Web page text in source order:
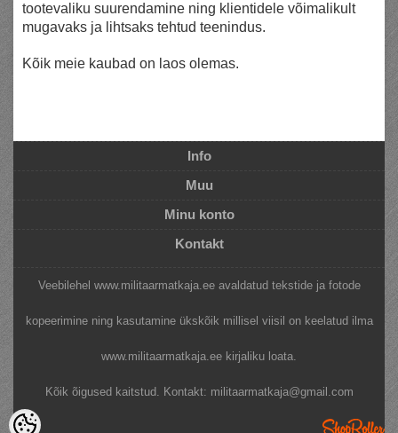
tootevaliku suurendamine ning klientidele võimalikult
mugavaks ja lihtsaks tehtud teenindus.
Kõik meie kaubad on laos olemas.
Info
Muu
Minu konto
Kontakt
Veebilehel www.militaarmatkaja.ee avaldatud tekstide ja fotode
kopeerimine ning kasutamine ükskõik millisel viisil on keelatud ilma
www.militaarmatkaja.ee kirjaliku loata.
Kõik õigused kaitstud. Kontakt: militaarmatkaja@gmail.com